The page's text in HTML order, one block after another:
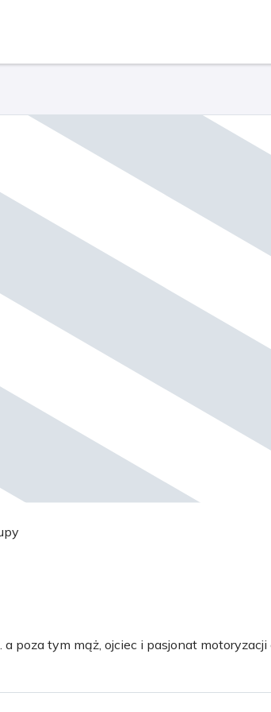
a poza tym mąż, ojciec i pasjonat motoryzacji